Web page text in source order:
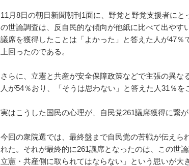
11月8日の朝日新聞朝刊1面に、野党と野党支援者に
の世論調査は、反自民的な傾向が他紙に比べて出やす
議席を獲得したことは「よかった」と答えた人が47
上回ったのである。
さらに、立憲と共産が安全保障政策などで主張の異
人が54％おり、「そうは思わない」と答えた人31％を
実はこうした国民の心理が、自民党261議席獲得に繋が
今回の衆院選では、最終盤まで自民党の苦戦が伝えら
れた。それが最終的に261議席となったのは、この世
立憲・共産側に取られてはならない」という思いが大